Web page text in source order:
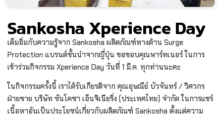
Sankosha Xperience Day
เต็มอิ่มกับความรู้จาก Sankosha ผลิตภัณฑ์ทางด้าน Surge
Protection แบรนด์ชั้นนำจากญี่ปุ่น ขอขอบคุณพาร์ทเนอร์ ในการ
เข้าร่วมกิจกรรม Xperience Day วันที่ 1 มี.ค. ทุกท่านนะคะ
ในกิจกรรมครั้งนี้ เราได้รับเกียรติจาก คุณอุษณีย์ บัวจันทร์ / วิศวกร
ฝ่ายขาย บริษัท ซันโคชา เอ็นจิเนียริ่ง (ประเทศไทย) จำกัด ในการแชร์
เนื้อหาอันเป็นประโยชน์เกี่ยวกับผลิตภัณฑ์ Sankosha ตั้งแต่ความ